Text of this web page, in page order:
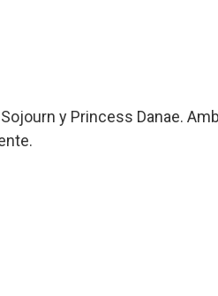
y Princess Danae.